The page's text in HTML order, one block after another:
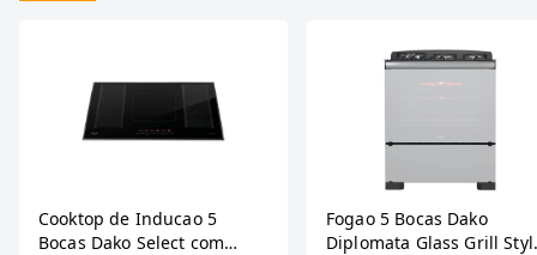
Cooktop de Inducao 5
Bocas Dako Select com
Fogao 5 Bocas Dako
Diplomata Glass Grill